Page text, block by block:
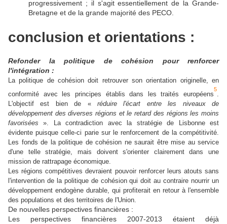
progressivement ; il s'agit essentiellement de la Grande-
Bretagne et de la grande majorité des PECO.
conclusion et orientations :
Refonder la politique de cohésion pour renforcer
l'intégration :
La politique de cohésion doit retrouver son orientation originelle, en
conformité avec les principes établis dans les traités européens
5
.
L'objectif est
bien de «réduire l'écart entre les niveaux de
développement des diverses régions et le retard des régions les moins
favorisées ». La contradiction avec la stratégie de Lisbonne est
évidente puisque celle-ci parie sur le renforcement de la compétitivité.
Les fonds de la politique de cohésion ne saurait être mise au service
d'une telle stratégie, mais doivent s'orienter clairement dans une
mission de rattrapage économique.
Les régions compétitives devraient pouvoir renforcer leurs atouts sans
l'intervention de la politique de cohésion qui doit au contraire nourrir un
développement endogène durable, qui profiterait en retour à l'ensemble
des populations et des territoires de l'Union.
De nouvelles perspectives financières :
Les perspectives financières 2007-2013 étaient déjà